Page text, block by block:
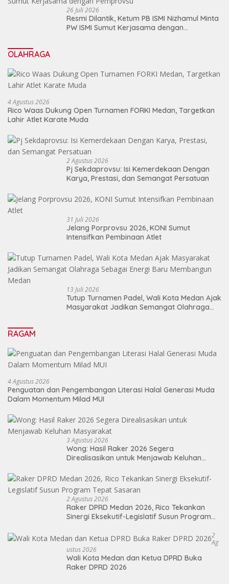
26 Juli 2026
Resmi Dilantik, Ketum PB ISMI Nizhamul Minta
PW ISMI Sumut Kerjasama dengan
OLAHRAGA
4 Agustus 2026
Rico Waas Dukung Open Turnamen FORKI Medan, Targetkan
Lahir Atlet Karate Muda
2 Agustus 2026
Pj Sekdaprovsu: Isi Kemerdekaan Dengan
Karya, Prestasi, dan Semangat Persatuan
31 Juli 2026
Jelang Porprovsu 2026, KONI Sumut
Intensifkan Pembinaan Atlet
13 Juli 2026
Tutup Turnamen Padel, Wali Kota Medan Ajak
Masyarakat Jadikan Semangat Olahraga
RAGAM
4 Agustus 2026
Penguatan dan Pengembangan Literasi Halal Generasi Muda
Dalam Momentum Milad MUI
3 Agustus 2026
Wong: Hasil Raker 2026 Segera
Direalisasikan untuk Menjawab Keluhan
2 Agustus 2026
Raker DPRD Medan 2026, Rico Tekankan
Sinergi Eksekutif-Legislatif Susun Program
2
Ag
Ustus 2026
Wali Kota Medan dan Ketua DPRD Buka
Raker DPRD 2026